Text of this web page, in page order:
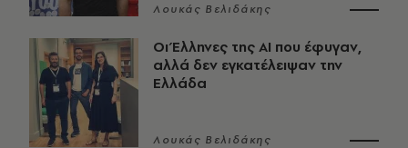
Λουκάς Βελιδάκης
Οι Έλληνες της ΑΙ που έφυγαν,
αλλά δεν εγκατέλειψαν την
Ελλάδα
Λουκάς Βελιδάκης